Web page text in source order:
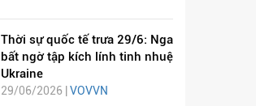
Thời sự quốc tế trưa 29/6: Nga
bất ngờ tập kích lính tinh nhuệ
Ukraine
29/06/2026 | VOVVN